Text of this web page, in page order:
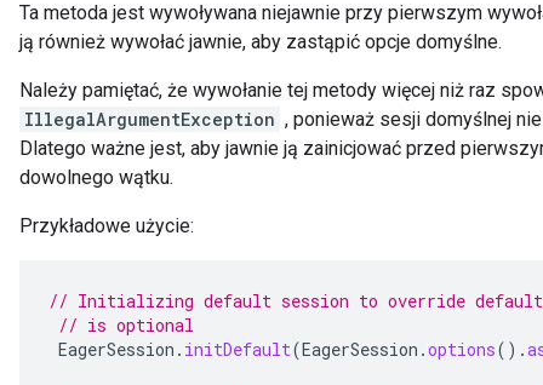
Ta metoda jest wywoływana niejawnie przy pierwszym
ją również wywołać jawnie, aby zastąpić opcje domyślne.
Należy pamiętać, że wywołanie tej metody więcej niż raz
IllegalArgumentException , ponieważ sesji domyślnej
Dlatego ważne jest, aby jawnie ją zainicjować przed
dowolnego wątku.
Przykładowe użycie:
// Initializing default session to override
// is optional
EagerSession . initDefault(EagerSession .options().